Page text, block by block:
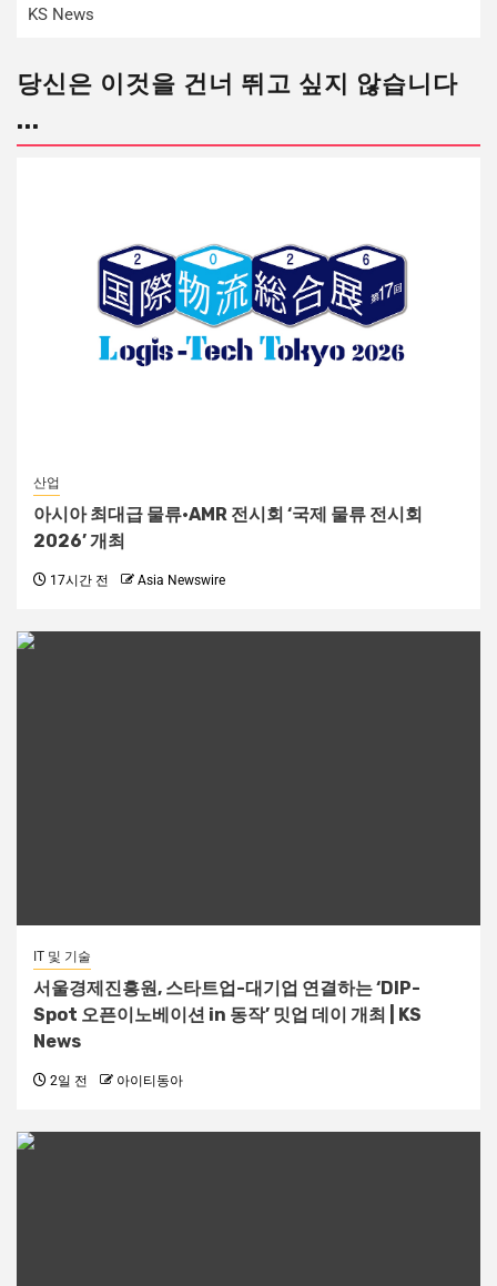
KS News
당신은 이것을 건너 뛰고 싶지 않습니다
...
산업
아시아 최대급 물류·AMR 전시회 ‘국제 물류 전시회
2026’ 개최
17시간 전 Asia Newswire
IT 및 기술
서울경제진흥원, 스타트업-대기업 연결하는 ‘DIP-
Spot 오픈이노베이션 in 동작’ 밋업 데이 개최 | KS
News
2일 전 아이티동아